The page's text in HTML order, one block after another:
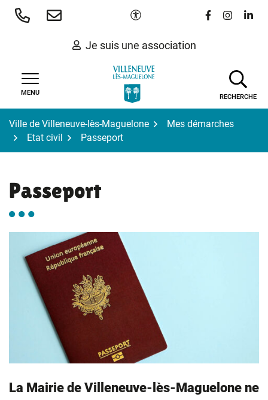
Aller
Paramètres d'accessibilité
Lien vers le
Lien vers
Lien
Je suis une association
MENU
RECHERCHE
Ville de Villeneuve-lès-Maguelone
Mes démarches
Etat civil
Passeport
Passeport
La Mairie de Villeneuve-lès-Maguelone ne